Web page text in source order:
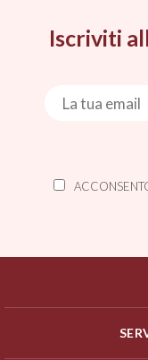
Iscriviti